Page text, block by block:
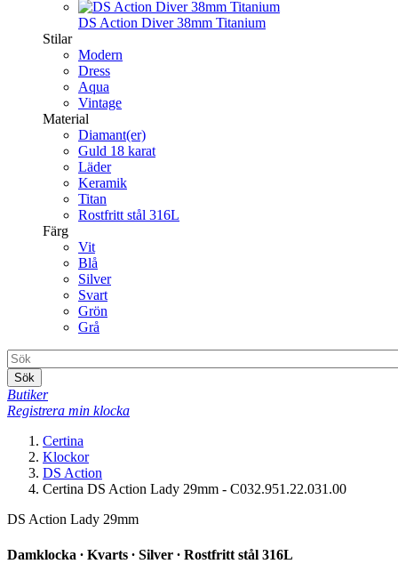
DS Action Diver 38mm Titanium
Stilar
Modern
Dress
Aqua
Vintage
Material
Diamant(er)
Guld 18 karat
Läder
Keramik
Titan
Rostfritt stål 316L
Färg
Vit
Blå
Silver
Svart
Grön
Grå
Sök
Butiker
Registrera min klocka
Certina
Klockor
DS Action
Certina DS Action Lady 29mm - C032.951.22.031.00
DS Action Lady 29mm
Damklocka ∙ Kvarts ∙ Silver ∙ Rostfritt stål 316L